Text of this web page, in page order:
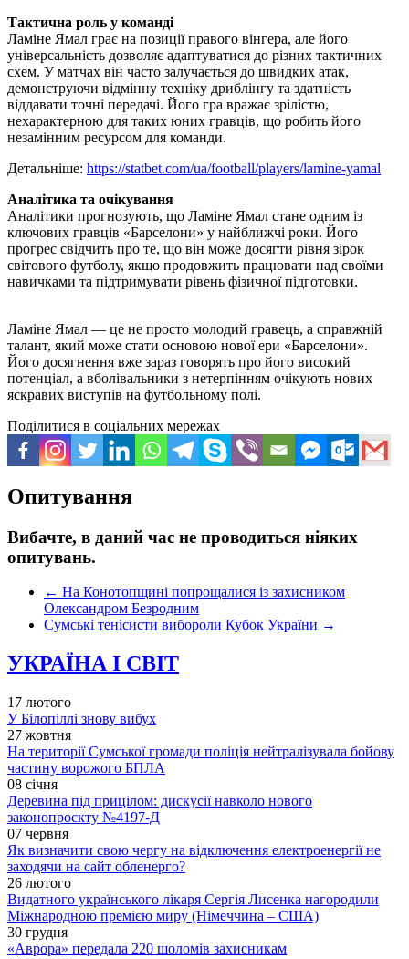
Тактична роль у команді
Ламіне Ямал грає на позиції правого вінгера, але його
універсальність дозволяє адаптуватися до різних тактичних
схем. У матчах він часто залучається до швидких атак,
демонструючи відмінну техніку дриблінгу та здатність
віддавати точні передачі. Його гра вражає зрілістю,
нехарактерною для таких юних гравців, що робить його
незамінним ресурсом для команди.
Детальніше: https://statbet.com/ua/football/players/lamine-yamal
Аналітика та очікування
Аналітики прогнозують, що Ламіне Ямал стане одним із
ключових гравців «Барселони» у найближчі роки. Його
прогрес свідчить про те, що він може досягти рівня зірок
світового футболу, якщо продовжить працювати над своїми
навичками та підтримувати рівень фізичної підготовки.
Ламіне Ямал — це не просто молодий гравець, а справжній
талант, який може стати основою нової ери «Барселони».
Його досягнення вже зараз говорять про його високий
потенціал, а вболівальники з нетерпінням очікують нових
яскравих виступів на футбольному полі.
Поділитися в соціальних мережах
Опитування
Вибачте, в даний час не проводиться ніяких
опитувань.
← На Конотопщині попрощалися із захисником
Олександром Безродним
Сумські тенісисти вибороли Кубок України →
УКРАЇНА І СВІТ
17 лютого
У Білопіллі знову вибух
27 жовтня
На території Сумської громади поліція нейтралізувала бойову
частину ворожого БПЛА
08 січня
Деревина під прицілом: дискусії навколо нового
законопроєкту №4197-Д
07 червня
Як визначити свою чергу на відключення електроенергії не
заходячи на сайт обленерго?
26 лютого
Видатного українського лікаря Сергія Лисенка нагородили
Міжнародною премією миру (Німеччина – США)
30 грудня
«Аврора» передала 220 шоломів захисникам